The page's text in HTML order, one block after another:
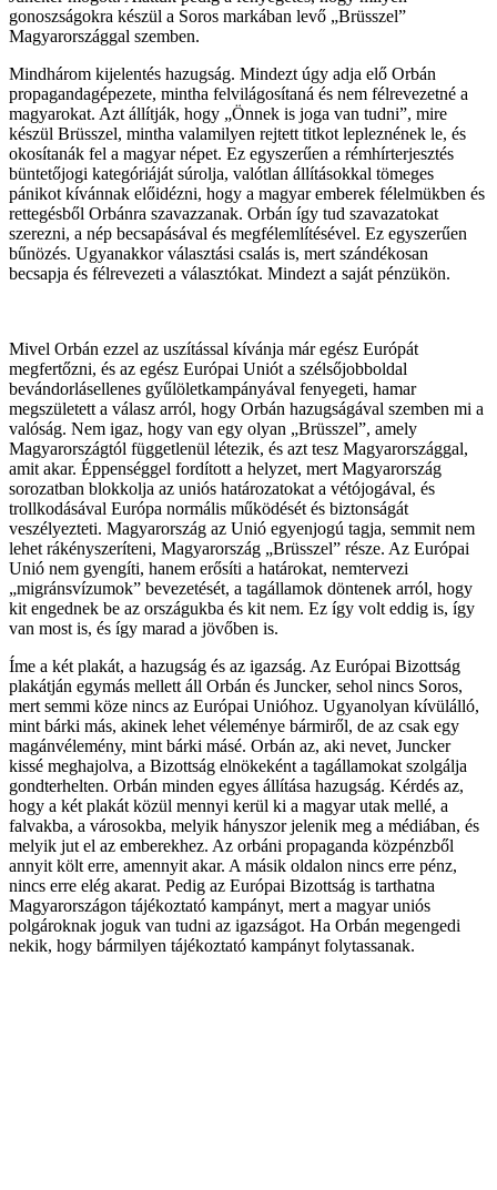
gonoszságokra készül a Soros markában levő „Brüsszel”
Magyarországgal szemben.
Mindhárom kijelentés hazugság. Mindezt úgy adja elő Orbán
propagandagépezete, mintha felvilágosítaná és nem félrevezetné a
magyarokat. Azt állítják, hogy „Önnek is joga van tudni”, mire
készül Brüsszel, mintha valamilyen rejtett titkot lepleznének le, és
okosítanák fel a magyar népet. Ez egyszerűen a rémhírterjesztés
büntetőjogi kategóriáját súrolja, valótlan állításokkal tömeges
pánikot kívánnak előidézni, hogy a magyar emberek félelmükben és
rettegésből Orbánra szavazzanak. Orbán így tud szavazatokat
szerezni, a nép becsapásával és megfélemlítésével. Ez egyszerűen
bűnözés. Ugyanakkor választási csalás is, mert szándékosan
becsapja és félrevezeti a választókat. Mindezt a saját pénzükön.
Mivel Orbán ezzel az uszítással kívánja már egész Európát
megfertőzni, és az egész Európai Uniót a szélsőjobboldal
bevándorlásellenes gyűlöletkampányával fenyegeti, hamar
megszületett a válasz arról, hogy Orbán hazugságával szemben mi a
valóság. Nem igaz, hogy van egy olyan „Brüsszel”, amely
Magyarországtól függetlenül létezik, és azt tesz Magyarországgal,
amit akar. Éppenséggel fordított a helyzet, mert Magyarország
sorozatban blokkolja az uniós határozatokat a vétójogával, és
trollkodásával Európa normális működését és biztonságát
veszélyezteti. Magyarország az Unió egyenjogú tagja, semmit nem
lehet rákényszeríteni, Magyarország „Brüsszel” része. Az Európai
Unió nem gyengíti, hanem erősíti a határokat, nemtervezi
„migránsvízumok” bevezetését, a tagállamok döntenek arról, hogy
kit engednek be az országukba és kit nem. Ez így volt eddig is, így
van most is, és így marad a jövőben is.
Íme a két plakát, a hazugság és az igazság. Az Európai Bizottság
plakátján egymás mellett áll Orbán és Juncker, sehol nincs Soros,
mert semmi köze nincs az Európai Unióhoz. Ugyanolyan kívülálló,
mint bárki más, akinek lehet véleménye bármiről, de az csak egy
magánvélemény, mint bárki másé. Orbán az, aki nevet, Juncker
kissé meghajolva, a Bizottság elnökeként a tagállamokat szolgálja
gondterhelten. Orbán minden egyes állítása hazugság. Kérdés az,
hogy a két plakát közül mennyi kerül ki a magyar utak mellé, a
falvakba, a városokba, melyik hányszor jelenik meg a médiában, és
melyik jut el az emberekhez. Az orbáni propaganda közpénzből
annyit költ erre, amennyit akar. A másik oldalon nincs erre pénz,
nincs erre elég akarat. Pedig az Európai Bizottság is tarthatna
Magyarországon tájékoztató kampányt, mert a magyar uniós
polgároknak joguk van tudni az igazságot. Ha Orbán megengedi
nekik, hogy bármilyen tájékoztató kampányt folytassanak.